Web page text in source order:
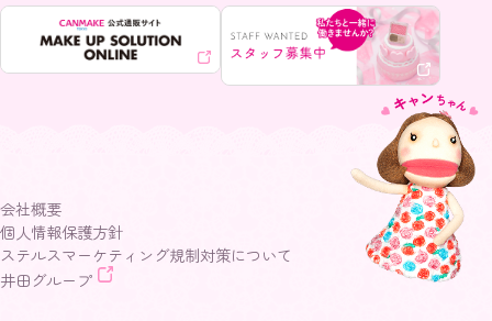
会社概要
個人情報保護方針
ステルスマーケティング規制対策について
井田グループ